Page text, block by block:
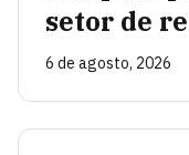
setor de
6 de agosto, 2026